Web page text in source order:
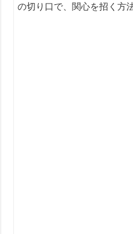
の切り口で、関心を招く方